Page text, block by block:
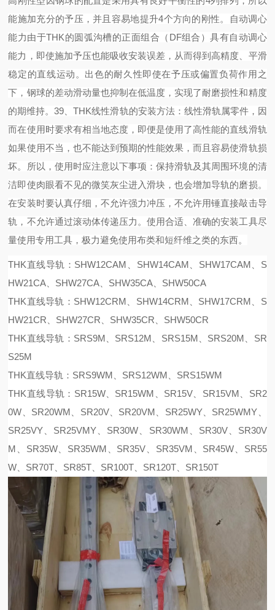
能施加充分的予压，并且容易地提升4个方向的刚性。
自动调心
能力由于THK的圆弧沟槽的正面组合（DF组合）具有自动调心
能力，即使施加予压也能吸收安装误差，从而得到高精度、平滑
稳定的直线运动。 出色的耐久性即使在予压或偏置负荷作用之
下，钢球的差动滑动量也抑制在低温度，实现了耐磨损性和精度
的期维持。39 、THK线性滑轨的安装方法： 线性滑轨属零件，因
而在使用时要求有相当地态度，即便是使用了高性能的直线滑轨
如果使用不当，也不能达到预期的性能效果，而且容易使滑轨损
坏。所以，使用时应注意以下事项：保持滑轨及其周围环境的清
洁即使肉眼看不见的微笑灰尘进入滑块，也会增加导轨的磨损。
在安装时要认真仔细，不允许强力冲压，不允许用锤直接敲击导
轨，不允许通过滚动体传递压力。使用合适、准确的安装工具尽
量使用专用工具，极力避免使用布类和短纤维之类的东西。
THK直线导轨：SHW12CAM、SHW14CAM、SHW17CAM、S
HW21CA、SHW27CA、SHW35CA、SHW50CA
THK直线导轨：SHW12CRM、SHW14CRM、SHW17CRM、S
HW21CR、SHW27CR、SHW35CR、SHW50CR
THK直线导轨：SRS9M、SRS12M、SRS15M、SRS20M、SR
S25M
THK直线导轨：SRS9WM、SRS12WM、SRS15WM
THK直线导轨：SR15W、SR15WM、SR15V、SR15VM、SR2
0W、SR20WM、SR20V、SR20VM、SR25WY、SR25WMY、
SR25VY、SR25VMY、SR30W、SR30WM、SR30V、SR30V
M、SR35W、SR35WM、SR35V、SR35VM、SR45W、SR55
W、SR70T、SR85T、SR100T、SR120T、SR150T